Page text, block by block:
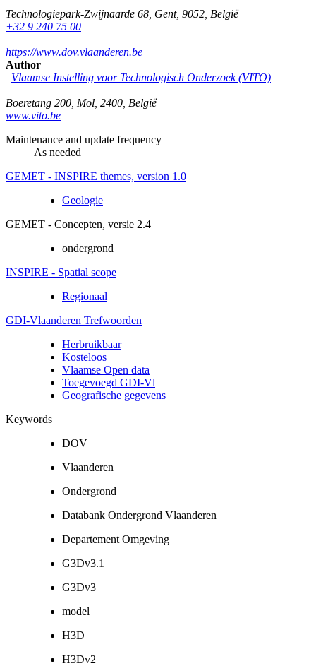
Technologiepark-Zwijnaarde 68 Gent, 9052 België
+32 9 240 75 00
https://www.dov.vlaanderen.be
Author
Vlaamse Instelling voor Technologisch Onderzoek (VITO)
Boeretang 200 Mol 2400 België
www.vito.be
Maintenance and update frequency
As needed
GEMET - INSPIRE themes, version 1.0
Geologie
GEMET - Concepten, versie 2.4
ondergrond
INSPIRE - Spatial scope
Regionaal
GDI-Vlaanderen Trefwoorden
Herbruikbaar
Kosteloos
Vlaamse Open data
Toegevoegd GDI-Vl
Geografische gegevens
Keywords
DOV
Vlaanderen
Ondergrond
Databank Ondergrond Vlaanderen
Departement Omgeving
G3Dv3.1
G3Dv3
model
H3D
H3Dv2